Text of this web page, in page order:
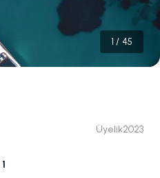
1 / 45
Üyelik2023
1